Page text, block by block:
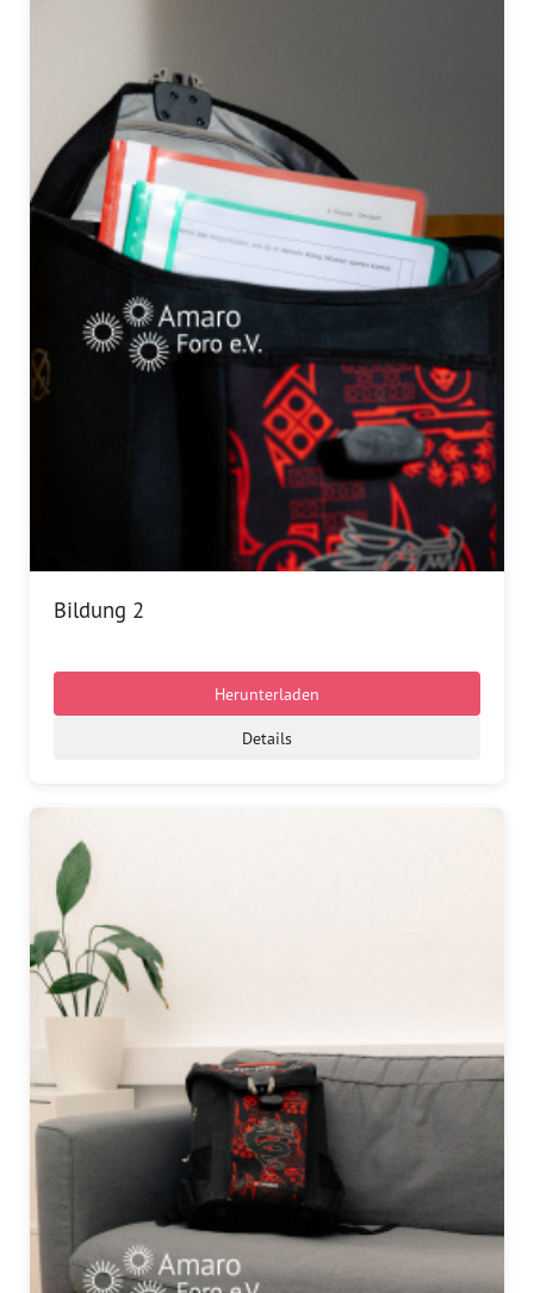
Bildung 2
Herunterladen
Details